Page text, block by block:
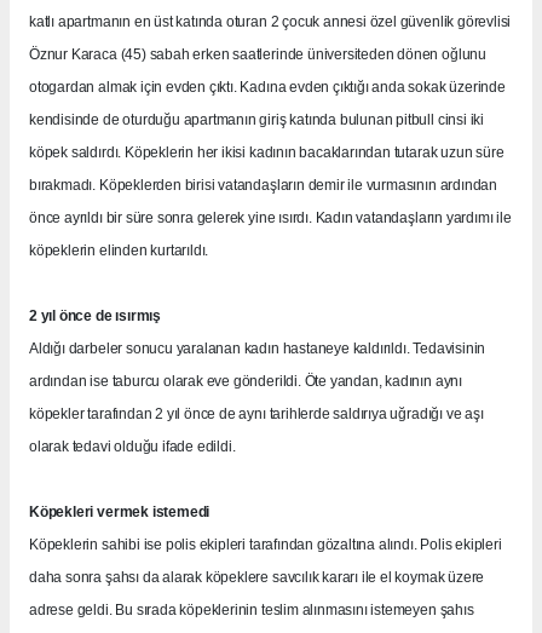
katlı apartmanın en üst katında oturan 2 çocuk annesi özel güvenlik görevlisi
Öznur Karaca (45) sabah erken saatlerinde üniversiteden dönen oğlunu
otogardan almak için evden çıktı. Kadına evden çıktığı anda sokak üzerinde
kendisinde de oturduğu apartmanın giriş katında bulunan pitbull cinsi iki
köpek saldırdı. Köpeklerin her ikisi kadının bacaklarından tutarak uzun süre
bırakmadı. Köpeklerden birisi vatandaşların demir ile vurmasının ardından
önce ayrıldı bir süre sonra gelerek yine ısırdı. Kadın vatandaşların yardımı ile
köpeklerin elinden kurtarıldı.
2 yıl önce de ısırmış
Aldığı darbeler sonucu yaralanan kadın hastaneye kaldırıldı. Tedavisinin
ardından ise taburcu olarak eve gönderildi. Öte yandan, kadının aynı
köpekler tarafından 2 yıl önce de aynı tarihlerde saldırıya uğradığı ve aşı
olarak tedavi olduğu ifade edildi.
Köpekleri vermek istemedi
Köpeklerin sahibi ise polis ekipleri tarafından gözaltına alındı. Polis ekipleri
daha sonra şahsı da alarak köpeklere savcılık kararı ile el koymak üzere
adrese geldi. Bu sırada köpeklerinin teslim alınmasını istemeyen şahıs